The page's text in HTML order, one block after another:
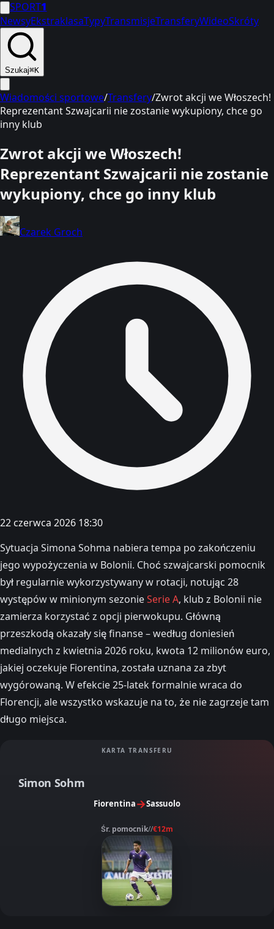
SPORT1
NewsyEkstraklasaTypyTransmisjeTransferyWideoSkróty
Szukaj⌘K
Wiadomości sportowe/Transfery/Zwrot akcji we Włoszech!
Reprezentant Szwajcarii nie zostanie wykupiony, chce go
inny klub
Zwrot akcji we Włoszech!
Reprezentant Szwajcarii nie zostanie
wykupiony, chce go inny klub
Czarek Groch
22 czerwca 2026 18:30
Sytuacja Simona Sohma nabiera tempa po zakończeniu
jego wypożyczenia w Bolonii. Choć szwajcarski pomocnik
był regularnie wykorzystywany w rotacji, notując 28
występów w minionym sezonieSerie A, klub z Bolonii nie
zamierza korzystać z opcji pierwokupu. Główną
przeszkodą okazały się finanse – według doniesień
medialnych z kwietnia 2026 roku, kwota 12 milionów euro,
jakiej oczekuje Fiorentina, została uznana za zbyt
wygórowaną. W efekcie 25-latek formalnie wraca do
Florencji, ale wszystko wskazuje na to, że nie zagrzeje tam
długo miejsca.
KARTA TRANSFERU
Simon Sohm
Fiorentina→Sassuolo
Śr. pomocnik//€12m